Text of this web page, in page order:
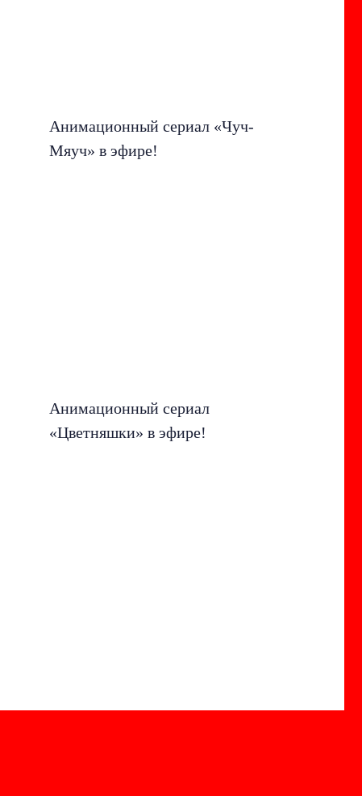
Анимационный сериал «Чуч-
Мяуч» в эфире!
Анимационный сериал
«Цветняшки» в эфире!